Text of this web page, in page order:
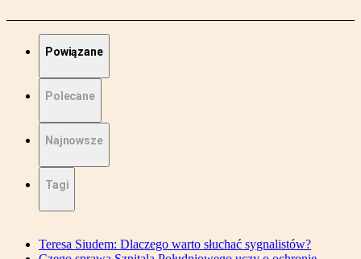
Powiązane
Polecane
Najnowsze
Tagi
Teresa Siudem: Dlaczego warto słuchać sygnalistów?